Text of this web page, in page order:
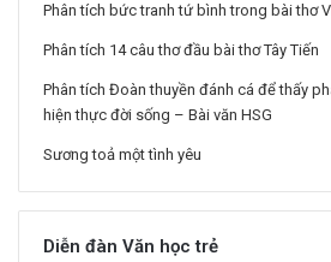
Phân tích bức tranh tứ bình trong bài thơ
Phân tích 14 câu thơ đầu bài thơ Tây Tiến
Phân tích Đoàn thuyền đánh cá để thấy
hiện thực đời sống – Bài văn HSG
Sương toả một tình yêu
Diễn đàn Văn học trẻ